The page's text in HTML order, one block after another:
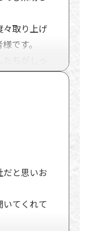
のところ
一般人では
た。何と
言われま
ました。
気に入って
にありが
々取り上げ
です。
ちがしっ
と思いま
誠実な良
メの施工
だと思いお
いてくれて